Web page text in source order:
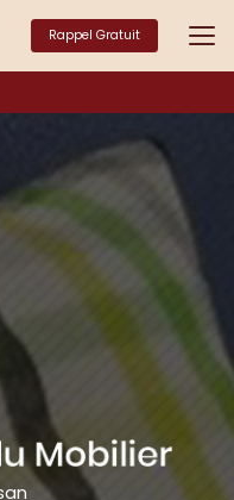
Rappel Gratuit